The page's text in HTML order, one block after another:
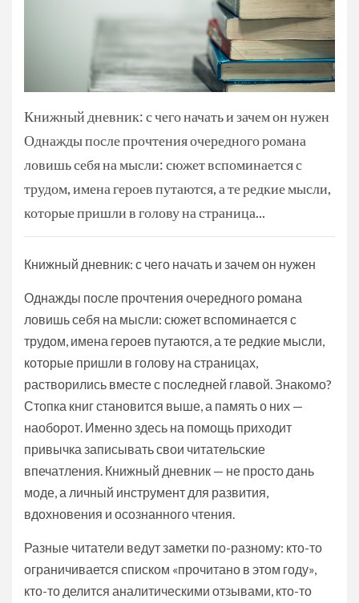
Книжный дневник: с чего начать и зачем он нужен
Однажды после прочтения очередного романа
ловишь себя на мысли: сюжет вспоминается с
трудом, имена героев путаются, а те редкие мысли,
которые пришли в голову на страница...
Книжный дневник: с чего начать и зачем он нужен
Однажды после прочтения очередного романа
ловишь себя на мысли: сюжет вспоминается с
трудом, имена героев путаются, а те редкие мысли,
которые пришли в голову на страницах,
растворились вместе с последней главой. Знакомо?
Стопка книг становится выше, а память о них —
наоборот. Именно здесь на помощь приходит
привычка записывать свои читательские
впечатления. Книжный дневник — не просто дань
моде, а личный инструмент для развития,
вдохновения и осознанного чтения.
Разные читатели ведут заметки по-разному: кто-то
ограничивается списком «прочитано в этом году»,
кто-то делится аналитическими отзывами, кто-то